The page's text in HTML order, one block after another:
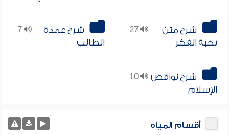
27
شرح متن
نخبة الفكر
7
شرح عمدة
الطالب
10
شرح نواقض
الإسلام
أقسام المياه